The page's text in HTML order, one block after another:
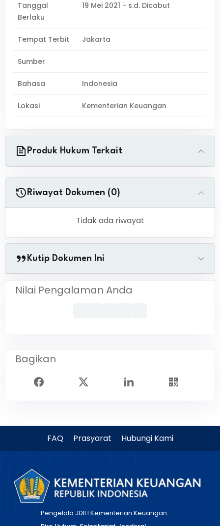
Tanggal
Berlaku
19 Mei 2021 - s.d. Dicabut
Tempat Terbit Jakarta
Sumber
Bahasa Indonesia
Lokasi Kementerian Keuangan
Produk Hukum Terkait
Riwayat Dokumen (0)
Tidak ada riwayat
Kutip Dokumen Ini
Nilai Pengalaman Anda
Bagikan
FAQ Prasyarat Hubungi Kami
Pengelola JDIH Kementerian Keuangan: